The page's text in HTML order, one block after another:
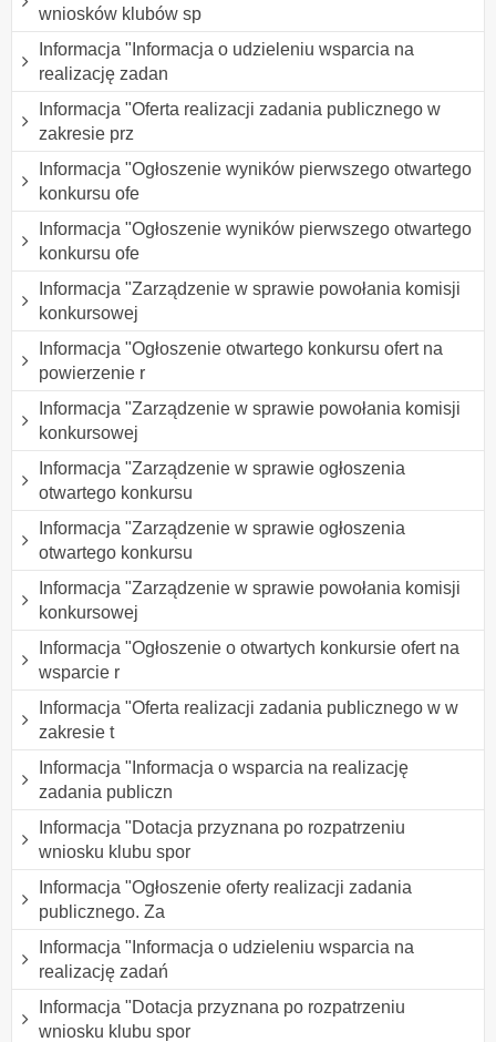
wniosków klubów sp
Informacja "Informacja o udzieleniu wsparcia na
realizację zadan
Informacja "Oferta realizacji zadania publicznego w
zakresie prz
Informacja "Ogłoszenie wyników pierwszego otwartego
konkursu ofe
Informacja "Ogłoszenie wyników pierwszego otwartego
konkursu ofe
Informacja "Zarządzenie w sprawie powołania komisji
konkursowej
Informacja "Ogłoszenie otwartego konkursu ofert na
powierzenie r
Informacja "Zarządzenie w sprawie powołania komisji
konkursowej
Informacja "Zarządzenie w sprawie ogłoszenia
otwartego konkursu
Informacja "Zarządzenie w sprawie ogłoszenia
otwartego konkursu
Informacja "Zarządzenie w sprawie powołania komisji
konkursowej
Informacja "Ogłoszenie o otwartych konkursie ofert na
wsparcie r
Informacja "Oferta realizacji zadania publicznego w w
zakresie t
Informacja "Informacja o wsparcia na realizację
zadania publiczn
Informacja "Dotacja przyznana po rozpatrzeniu
wniosku klubu spor
Informacja "Ogłoszenie oferty realizacji zadania
publicznego. Za
Informacja "Informacja o udzieleniu wsparcia na
realizację zadań
Informacja "Dotacja przyznana po rozpatrzeniu
wniosku klubu spor